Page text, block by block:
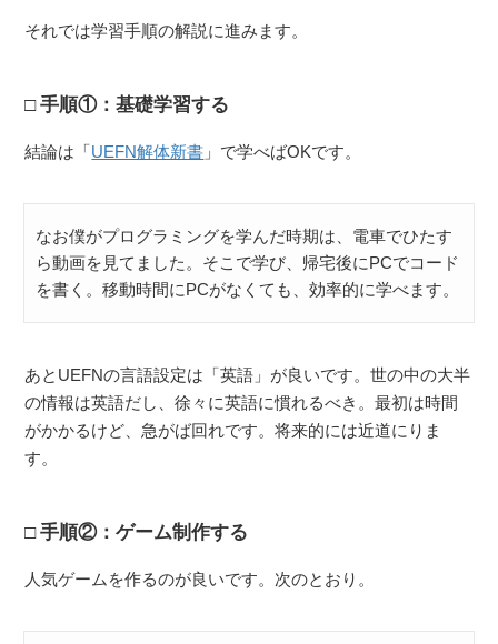
それでは学習手順の解説に進みます。
手順①：基礎学習する
結論は「 UEFN解体新書 」で学べばOKです。
なお僕がプログラミングを学んだ時期は、電車でひたす
ら動画を見てました。そこで学び、帰宅後にPCでコード
を書く。移動時間にPCがなくても、効率的に学べます。
あとUEFNの言語設定は「英語」が良いです。世の中の大半
の情報は英語だし、徐々に英語に慣れるべき。最初は時間
がかかるけど、急がば回れです。将来的には近道にりま
す。
手順②：ゲーム制作する
人気ゲームを作るのが良いです。次のとおり。